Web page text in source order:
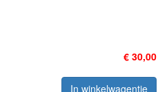
€ 30,00
In winkelwagentje